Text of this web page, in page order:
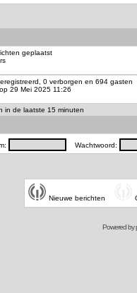
geplaatst
0 verborgen en 694
op 29 Mei 2025 11:26
in de laatste 15 minuten
Wachtwoord:
Nieuwe berichten
Powered by